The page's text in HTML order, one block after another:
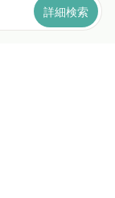
詳細検索